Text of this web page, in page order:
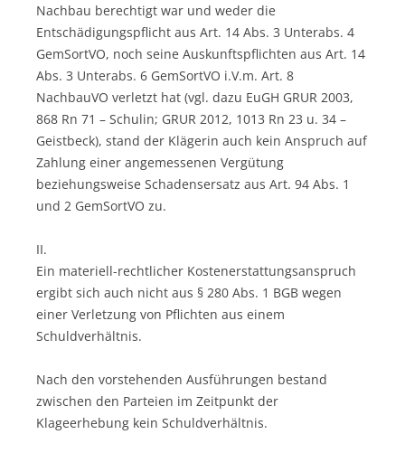
Nachbau berechtigt war und weder die
Entschädigungspflicht aus Art. 14 Abs. 3 Unterabs. 4
GemSortVO, noch seine Auskunftspflichten aus Art. 14
Abs. 3 Unterabs. 6 GemSortVO i.V.m. Art. 8
NachbauVO verletzt hat (vgl. dazu EuGH GRUR 2003,
868 Rn 71 – Schulin; GRUR 2012, 1013 Rn 23 u. 34 –
Geistbeck), stand der Klägerin auch kein Anspruch auf
Zahlung einer angemessenen Vergütung
beziehungsweise Schadensersatz aus Art. 94 Abs. 1
und 2 GemSortVO zu.
II.
Ein materiell-rechtlicher Kostenerstattungsanspruch
ergibt sich auch nicht aus § 280 Abs. 1 BGB wegen
einer Verletzung von Pflichten aus einem
Schuldverhältnis.
Nach den vorstehenden Ausführungen bestand
zwischen den Parteien im Zeitpunkt der
Klageerhebung kein Schuldverhältnis.